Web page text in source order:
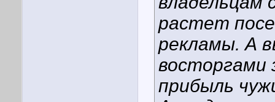
растет
рекламы. А
восторгами
прибыль